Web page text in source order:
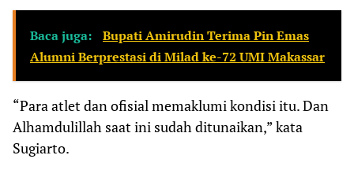
Baca juga:
Bupati Amirudin Terima Pin Emas
Alumni Berprestasi di Milad ke-72 UMI Makassar
“Para atlet dan ofisial memaklumi kondisi itu. Dan
Alhamdulillah saat ini sudah ditunaikan,” kata
Sugiarto.